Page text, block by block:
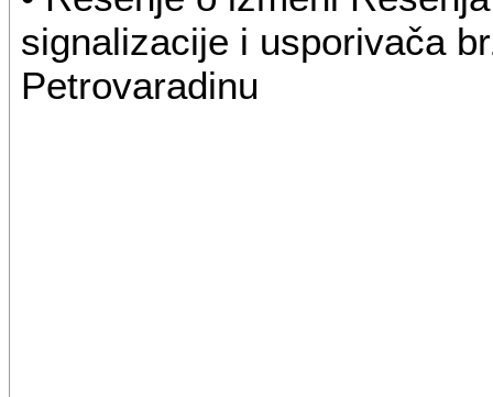
signalizacije i usporivača
Petrovaradinu